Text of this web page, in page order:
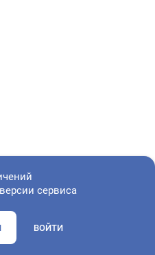
адрес регистрации и
сервиса
ВОЙТИ